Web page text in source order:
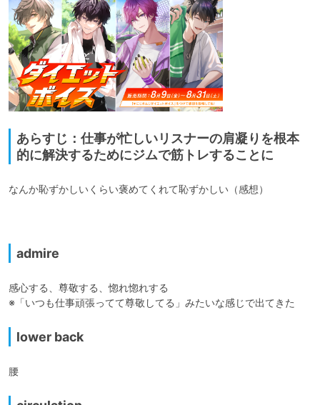
あらすじ：仕事が忙しいリスナーの肩凝りを根本
的に解決するためにジムで筋トレすることに
なんか恥ずかしいくらい褒めてくれて恥ずかしい（感想）
admire
感心する、尊敬する、惚れ惚れする
※「いつも仕事頑張ってて尊敬してる」みたいな感じで出てきた
lower back
腰